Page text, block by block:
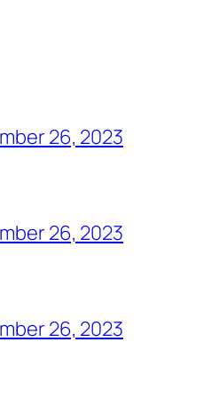
26, 2023
26, 2023
26, 2023